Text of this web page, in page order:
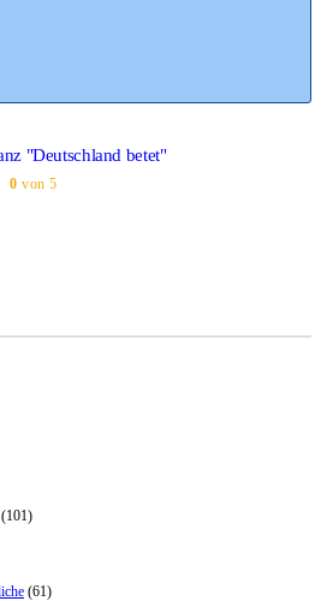
"Deutschland betet"
0 von 5
(101)
(61)